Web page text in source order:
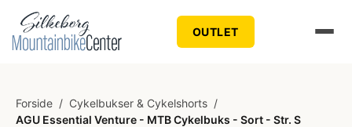
OUTLET
Forside / Cykelbukser & Cykelshorts /
AGU Essential Venture - MTB Cykelbuks - Sort - Str. S